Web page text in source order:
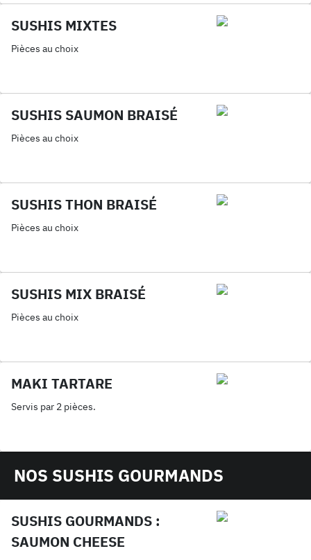
SUSHIS MIXTES
Pièces au choix
SUSHIS SAUMON BRAISÉ
Pièces au choix
SUSHIS THON BRAISÉ
Pièces au choix
SUSHIS MIX BRAISÉ
Pièces au choix
MAKI TARTARE
Servis par 2 pièces.
NOS SUSHIS GOURMANDS
SUSHIS GOURMANDS :
SAUMON CHEESE